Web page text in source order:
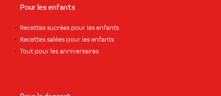
Pour les enfants
Recettes sucrées pour les enfants
Recettes salées pour les enfants
Tout pour les anniversaires